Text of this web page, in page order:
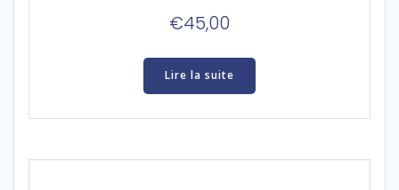
€45,00
Lire la suite